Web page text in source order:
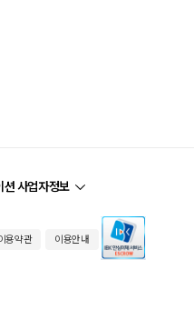
션 사업자정보
용약관 이용안내